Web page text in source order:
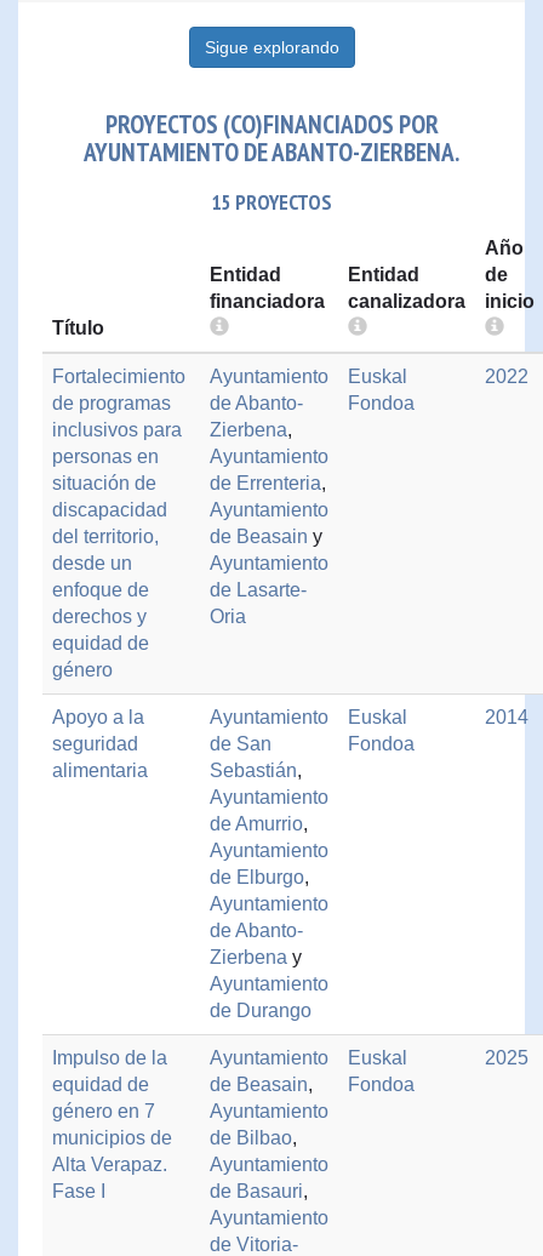
Sigue explorando
PROYECTOS (CO)FINANCIADOS POR
AYUNTAMIENTO DE ABANTO-ZIERBENA.
15 PROYECTOS
Título
Entidad
financiadora
Entidad
canalizadora
Año
de
inicio
Fortalecimiento
de programas
inclusivos para
personas en
situación de
discapacidad
del territorio,
desde un
enfoque de
derechos y
equidad de
género
Ayuntamiento
de Abanto-
Zierbena,
Ayuntamiento
de Errenteria,
Ayuntamiento
de Beasain y
Ayuntamiento
de Lasarte-
Oria
Euskal
Fondoa
2022
Apoyo a la
seguridad
alimentaria
Ayuntamiento
de San
Sebastián,
Ayuntamiento
de Amurrio,
Ayuntamiento
de Elburgo,
Ayuntamiento
de Abanto-
Zierbena y
Ayuntamiento
de Durango
Euskal
Fondoa
2014
Impulso de la
equidad de
género en 7
municipios de
Alta Verapaz.
Fase I
Ayuntamiento
de Beasain,
Ayuntamiento
de Bilbao,
Ayuntamiento
de Basauri,
Ayuntamiento
de Vitoria-
Euskal
Fondoa
2025